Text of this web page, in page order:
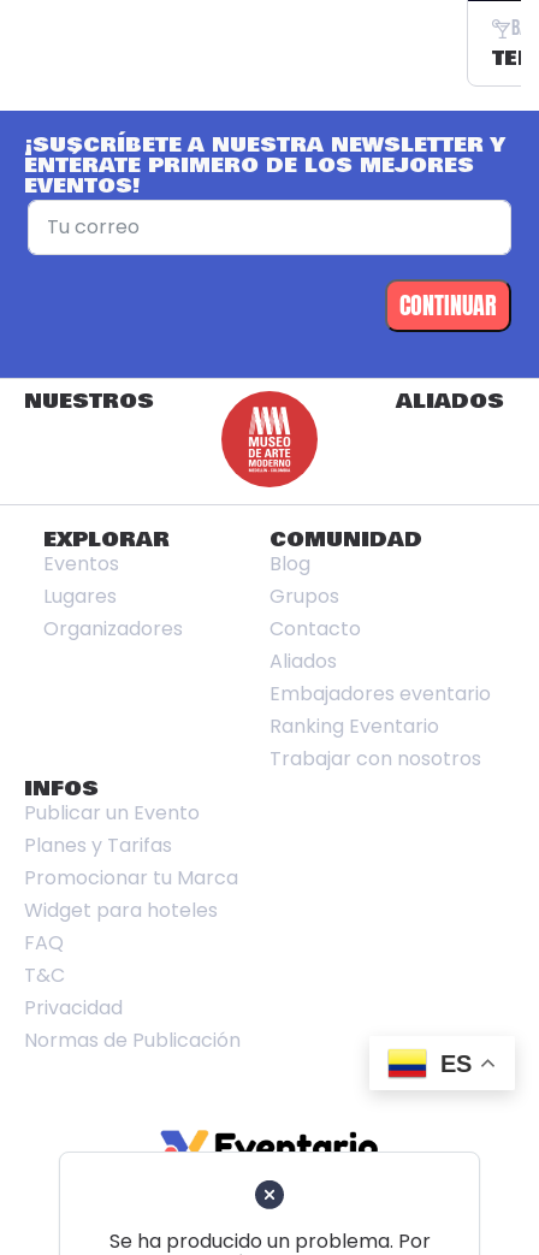
¡SUSCRÍBETE A NUESTRA NEWSLETTER Y
ENTÉRATE PRIMERO DE LOS MEJORES
EVENTOS!
CONTINUAR
NUESTROS ALIADOS
ES
EXPLORAR
Eventos
Lugares
Organizadores
COMUNIDAD
Blog
Grupos
Contacto
Aliados
Embajadores eventario
Ranking Eventario
Trabajar con nosotros
INFOS
Publicar un Evento
Planes y Tarifas
Promocionar tu Marca
Widget para hoteles
FAQ
T&C
Privacidad
Normas de Publicación
Se ha producido un problema. Por